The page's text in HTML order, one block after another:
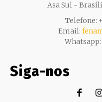
Asa Sul -
Telefone:
Email:
Whatsapp:
Siga-nos